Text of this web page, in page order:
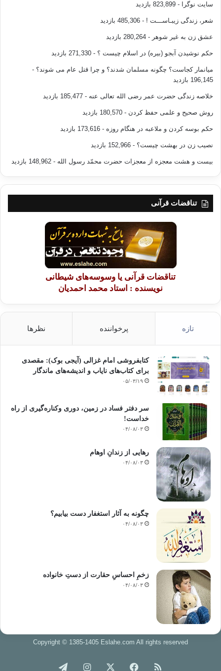
سایت نوگرا - 823,899 بازدید
شعر، زندگی زیبـاســـت ! - 485,306 بازدید
عشق زن به غیر شوهر - 280,264 بازدید
حکم نوشیدن آبجو (بیره) در اسلام چیست ؟ - 271,330 بازدید
میانمار کجاست؟ چگونه مسلمان شدند؟ و چرا قتل عام می شوند؟ -
196,145 بازدید
خلاصه زندگی حضرت عمر رضی الله تعالی عنه - 185,477 بازدید
روش صحیح و علمی حفظ کردن - 180,570 بازدید
حکم بوسه کردن و ملاعبه در هنگام روزه - 173,616 بازدید
نصیب زن در بهشت چیست؟ - 152,966 بازدید
بیست و هشت معجزه از معجزات حضرت محمّد رسول الله - 148,962 بازدید
تناقضات قرآنی
تناقضات قرآنی یا وسوسه‌های شیطانی
نویسنده : استاد محمد احمدیان
تازه پرخواننده نظرها
کتابفروشی امام غزالی (آیجی بوک): مقصدی
برای کتاب‌های نایاب و اندیشه‌های ماندگار
۰۵/۰۳/۱۹
سر دفتر فساد در زمین‌، دوری وکناره‌گیری از راه
خداست‌!
۰۴/۰۸/۰۳
رهایی از زندانِ اوهام
۰۴/۰۸/۰۳
چگونه به آثار استغفار دست بیابیم؟
۰۴/۰۸/۰۳
زخمِ احساسِ حقارت از دستِ خانواده
۰۴/۰۸/۰۳
Copyright © 1385-1405 Eslahe.com All rights reserved
خوراک فیس اینستاگرام